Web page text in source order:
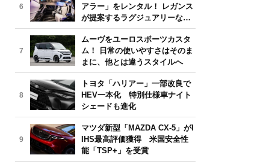
6
アラー」をレンタル！ レガンス
が提案するラグジュアリーな移
動体験
7
ムーヴをユーロスポーツカスタ
ム！ 日常の使いやすさはそのま
まに、他とは違うスタイルへ
8
トヨタ「ハリアー」一部改良で
HEV一本化 特別仕様車ナイト
シェードも進化
9
マツダ新型「MAZDA CX-5」がI
IHS最高評価獲得 米国安全性
能「TSP+」を受賞